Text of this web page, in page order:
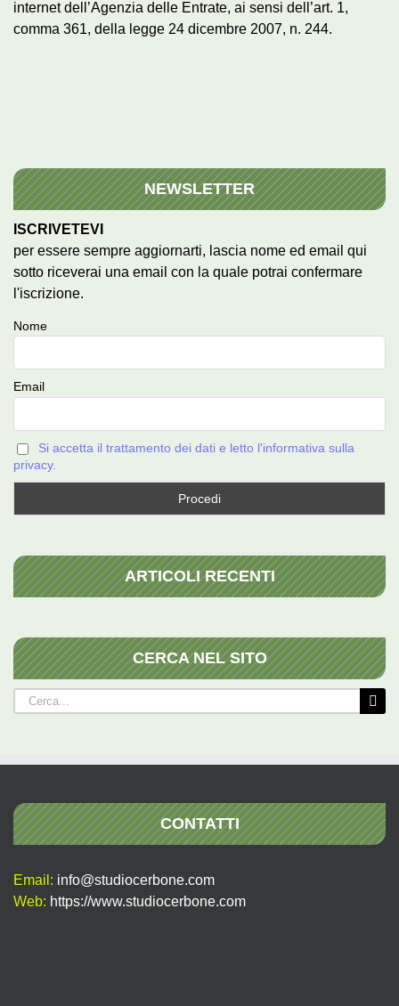
internet dell’Agenzia delle Entrate, ai sensi dell’art. 1,
comma 361, della legge 24 dicembre 2007, n. 244.
NEWSLETTER
ISCRIVETEVI
per essere sempre aggiornarti, lascia nome ed email qui
sotto riceverai una email con la quale potrai confermare
l'iscrizione.
Nome
Email
Si accetta il trattamento dei dati e letto l'informativa sulla
privacy.
ARTICOLI RECENTI
CERCA NEL SITO
Cerca
per:
CONTATTI
Email: info@studiocerbone.com
Web: https://www.studiocerbone.com